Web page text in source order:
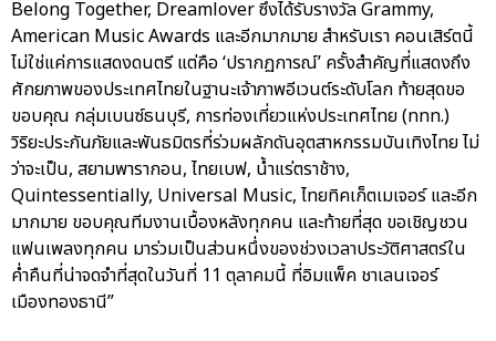
Belong Together, Dreamlover ซึ่งได้รับรางวัล Grammy,
American Music Awards และอีกมากมาย สำหรับเรา คอนเสิร์ตนี้
ไม่ใช่แค่การแสดงดนตรี แต่คือ ‘ปรากฏการณ์’ ครั้งสำคัญที่แสดงถึง
ศักยภาพของประเทศไทยในฐานะเจ้าภาพอีเวนต์ระดับโลก ท้ายสุดขอ
ขอบคุณ กลุ่มเบนซ์ธนบุรี, การท่องเที่ยวแห่งประเทศไทย (ททท.)
วิริยะประกันภัยและพันธมิตรที่ร่วมผลักดันอุตสาหกรรมบันเทิงไทย ไม่
ว่าจะเป็น, สยามพารากอน, ไทยเบฟ, น้ำแร่ตราช้าง,
Quintessentially, Universal Music, ไทยทิคเก็ตเมเจอร์ และอีก
มากมาย ขอบคุณทีมงานเบื้องหลังทุกคน และท้ายที่สุด ขอเชิญชวน
แฟนเพลงทุกคน มาร่วมเป็นส่วนหนึ่งของช่วงเวลาประวัติศาสตร์ใน
ค่ำคืนที่น่าจดจำที่สุดในวันที่ 11 ตุลาคมนี้ ที่อิมแพ็ค ชาเลนเจอร์
เมืองทองธานี”